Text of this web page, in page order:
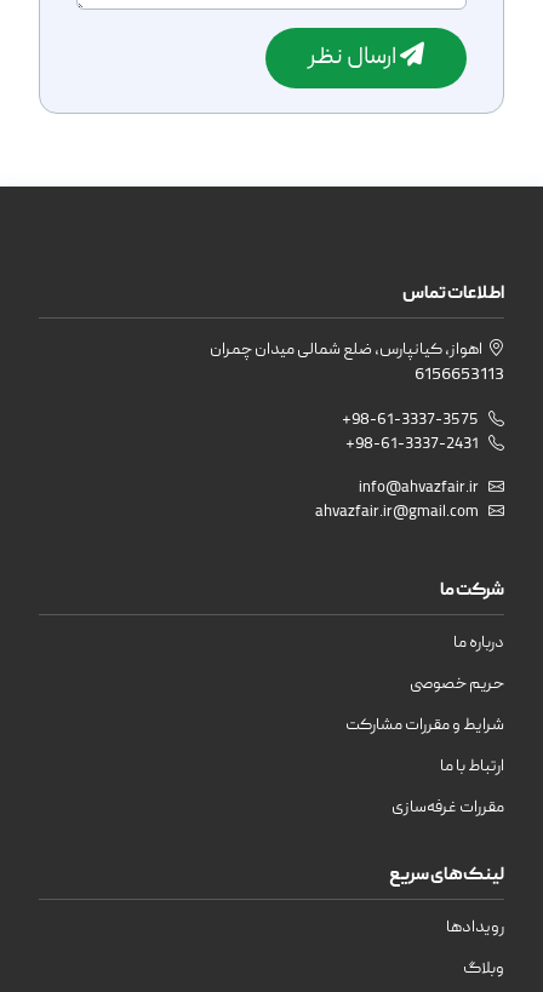
ارسال نظر
اطلاعات تماس
اهواز، کیانپارس، ضلع شمالی میدان چمران
6156653113
+98-61-3337-3575
+98-61-3337-2431
info@ahvazfair.ir
ahvazfair.ir@gmail.com
شرکت ما
درباره ما
حریم خصوصی
شرایط و مقررات مشارکت
ارتباط با ما
مقررات غرفه‌سازی
لینک‌های سریع
رویدادها
وبلاگ